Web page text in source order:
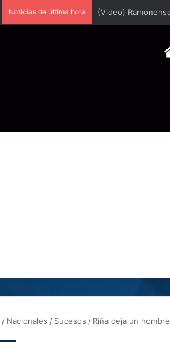
Noticias de última hora
/ Nacionales / Sucesos / Riña deja un